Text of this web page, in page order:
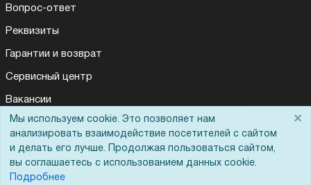
Вопрос-ответ
Реквизиты
Гарантии и возврат
Сервисный центр
Вакансии
Обратная связь
Для Таможенного союза
Мы используем cookie. Это позволяет нам
анализировать взаимодействие посетителей с сайтом
и делать его лучше. Продолжая пользоваться сайтом,
вы соглашаетесь с использованием данных cookie.
Подробнее
×
Для Вас доступно эксклюзивное приложение при
заказе этого товара
Получить скидку Не показывать